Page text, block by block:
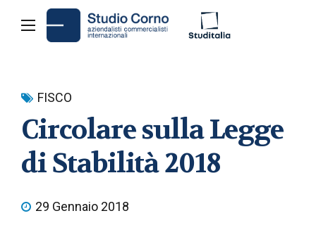
FISCO
Circolare sulla Legge
di Stabilità 2018
29 Gennaio 2018